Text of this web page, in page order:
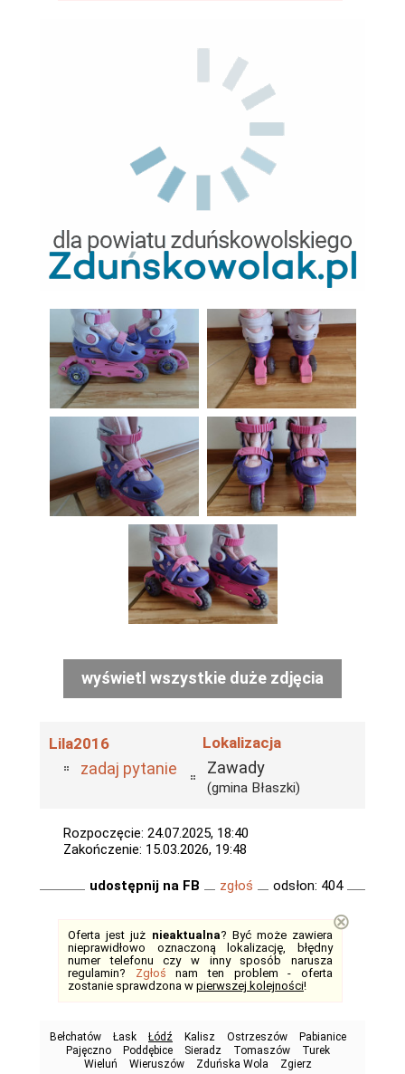
wyświetl wszystkie duże zdjęcia
Lila2016
zadaj pytanie
Lokalizacja
Zawady
(gmina Błaszki)
Rozpoczęcie: 24.07.2025, 18:40
Zakończenie: 15.03.2026, 19:48
udostępnij na FB zgłoś odsłon: 404
Oferta jest już nieaktualna? Być może zawiera
nieprawidłowo oznaczoną lokalizację, błędny
numer telefonu czy w inny sposób narusza
regulamin? Zgłoś nam ten problem - oferta
zostanie sprawdzona w pierwszej kolejności!
⊗
Bełchatów Łask Łódź Kalisz Ostrzeszów
Pabianice
Pajęczno
Poddębice Sieradz Tomaszów
Turek
Wieluń
Wieruszów Zduńska Wola Zgierz